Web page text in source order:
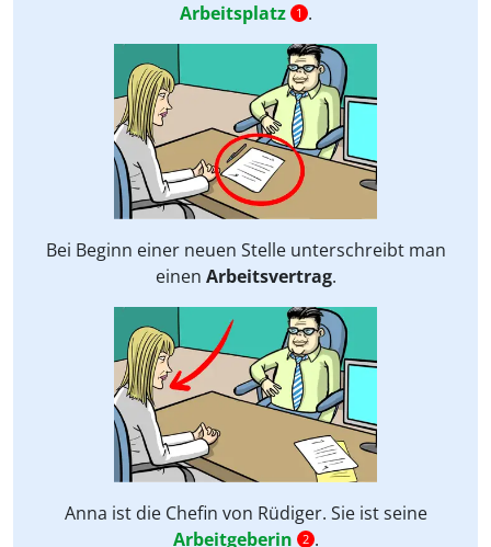
Arbeitsplatz
1 .
Bei Beginn einer neuen Stelle unterschreibt man
einen Arbeitsvertrag.
Anna ist die Chefin von Rüdiger. Sie ist seine
Arbeitgeberin
2 .